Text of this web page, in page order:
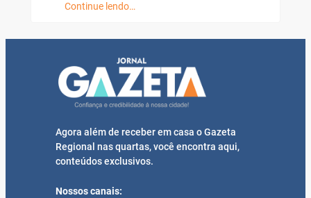
Continue lendo…
Agora além de receber em casa o Gazeta
Regional nas quartas, você encontra aqui,
conteúdos exclusivos.
Nossos canais: